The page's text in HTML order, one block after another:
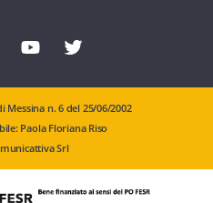
Messina n. 6 del 25/06/2002
Paola Floriana Riso
Srl